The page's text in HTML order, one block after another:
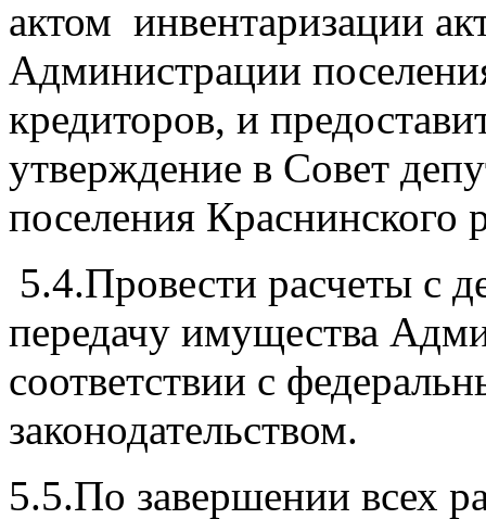
актом инвентаризации
Администрации
кредиторов, и
утверждение в Совет
поселения Краснинского
5.4.Провести расчеты с
передачу имущества
соответствии с
законодательством.
5.5.По завершении всех